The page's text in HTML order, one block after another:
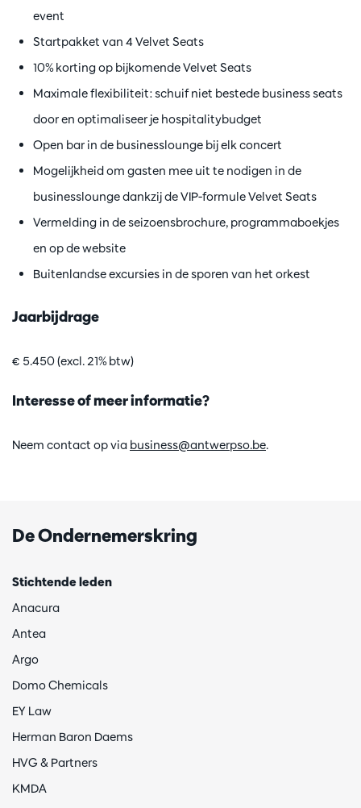
event
Startpakket van 4 Velvet Seats
10% korting op bijkomende Velvet Seats
Maximale flexibiliteit: schuif niet bestede business seats
door en optimaliseer je hospitalitybudget
Open bar in de businesslounge bij elk concert
Mogelijkheid om gasten mee uit te nodigen in de
businesslounge dankzij de VIP-formule Velvet Seats
Vermelding in de seizoensbrochure, programmaboekjes
en op de website
Buitenlandse excursies in de sporen van het orkest
Jaarbijdrage
€ 5.450 (excl. 21% btw)
Interesse of meer informatie?
Neem contact op via business@antwerpso.be.
De Ondernemerskring
Stichtende leden
Anacura
Antea
Argo
Domo Chemicals
EY Law
Herman Baron Daems
HVG & Partners
KMDA